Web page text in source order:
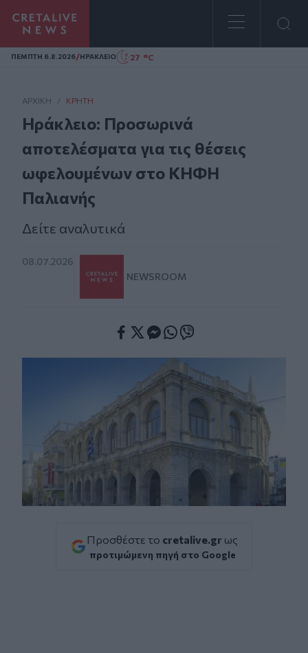
Homepage
ΠΕΜΠΤΗ 6.8.2026/ΗΡΑΚΛΕΙΟ 27 °C
ΑΡΧΙΚΗ / ΚΡΉΤΗ
Ηράκλειο: Προσωρινά
αποτελέσματα για τις θέσεις
ωφελουμένων στο ΚΗΦΗ
Παλιανής
Δείτε αναλυτικά
08.07.2026
NEWSROOM
Προσθέστε το cretalive.gr ως
προτιμώμενη πηγή στο Google